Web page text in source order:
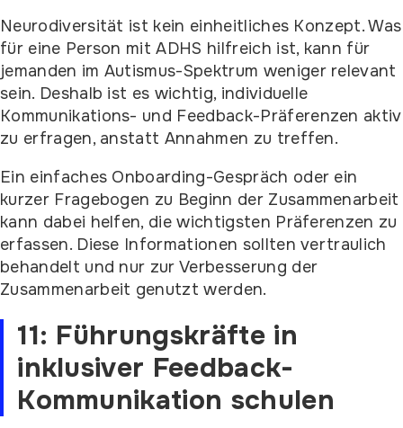
Neurodiversität ist kein einheitliches Konzept. Was
für eine Person mit ADHS hilfreich ist, kann für
jemanden im Autismus-Spektrum weniger relevant
sein. Deshalb ist es wichtig, individuelle
Kommunikations- und Feedback-Präferenzen aktiv
zu erfragen, anstatt Annahmen zu treffen.
Ein einfaches Onboarding-Gespräch oder ein
kurzer Fragebogen zu Beginn der Zusammenarbeit
kann dabei helfen, die wichtigsten Präferenzen zu
erfassen. Diese Informationen sollten vertraulich
behandelt und nur zur Verbesserung der
Zusammenarbeit genutzt werden.
11: Führungskräfte in
inklusiver Feedback-
Kommunikation schulen